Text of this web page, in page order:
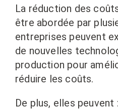
La réduction des
être abordée par
entreprises peuvent
de nouvelles
production pour
réduire les coûts.
De plus, elles peuvent :